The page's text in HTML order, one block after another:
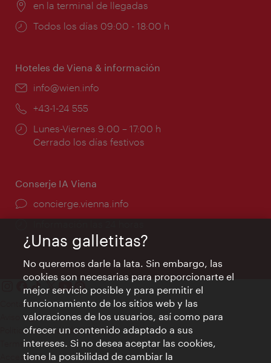
Lugar:
en la terminal de llegadas
Horarios
Todos los días 09:00 - 18:00 h
Hoteles de Viena & información
e-
info@wien.info
Teléfono:
+43-1-24 555
Horarios
de
Lunes-Viernes 9:00 – 17:00 h
Cerrado los días festivos
Conserje IA Viena
concierge.vienna.info
Contacto
Aviso legal
Política de privacidad de datos
Terms of Use
Accesibilidad
¿Unas galletitas?
No queremos darle la lata. Sin embargo, las
cookies son necesarias para proporcionarte el
mejor servicio posible y para permitir el
funcionamiento de los sitios web y las
valoraciones de los usuarios, así como para
ofrecer un contenido adaptado a sus
intereses. Si no desea aceptar las cookies,
tiene la posibilidad de cambiar la